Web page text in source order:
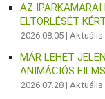
AZ IPARKAMARAI
ELTÖRLÉSÉT
2026.08.05 |Aktuális
MÁR LEHET
ANIMÁCIÓS
2026.07.28 |Aktuális